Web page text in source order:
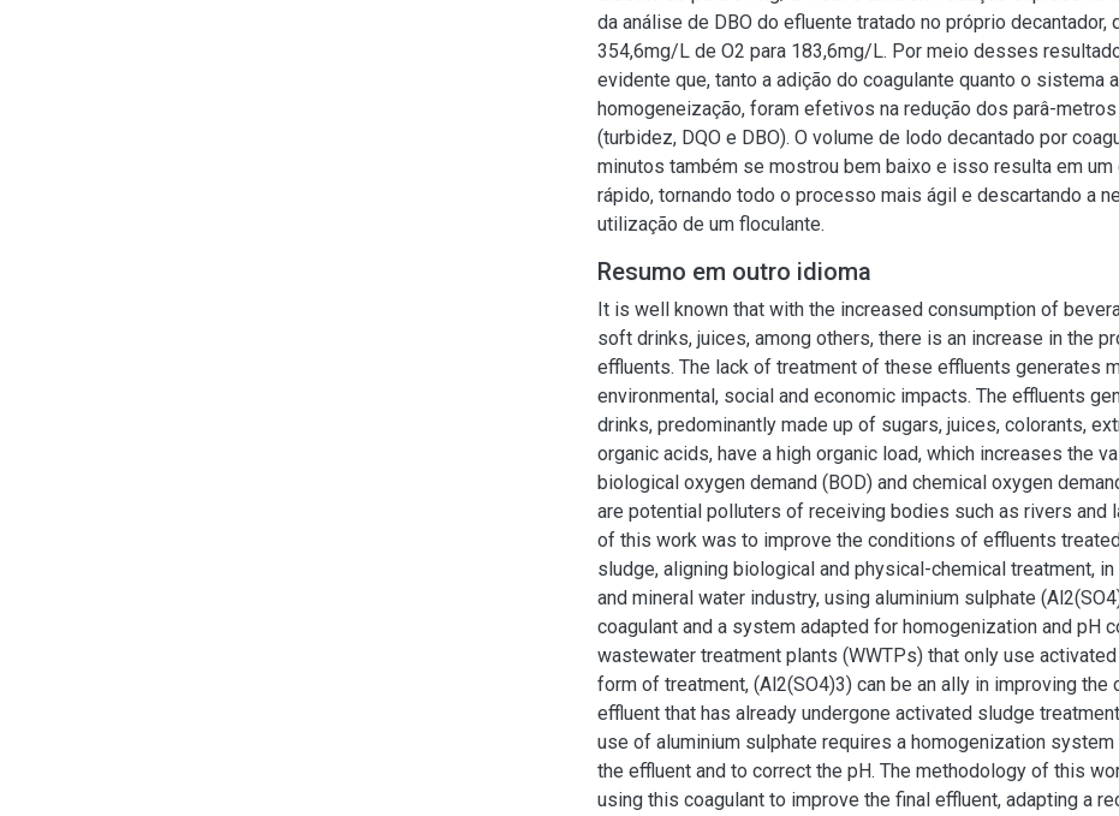
da análise de DBO do efluente tratado no próprio decantador,
354,6mg/L de O2 para 183,6mg/L. Por meio desses
evidente que, tanto a adição do coagulante quanto o sistema
homogeneização, foram efetivos na redução dos parâ-
(turbidez, DQO e DBO). O volume de lodo decantado por
minutos também se mostrou bem baixo e isso resulta em
rápido, tornando todo o processo mais ágil e descartando a
utilização de um floculante.
Resumo em outro idioma
It is well known that with the increased consumption of
soft drinks, juices, among others, there is an increase in the
effluents. The lack of treatment of these effluents generates
environmental, social and economic impacts. The effluents
drinks, predominantly made up of sugars, juices, colorants,
organic acids, have a high organic load, which increases the
biological oxygen demand (BOD) and chemical oxygen
are potential polluters of receiving bodies such as rivers and
of this work was to improve the conditions of effluents
sludge, aligning biological and physical-chemical treatment,
and mineral water industry, using aluminium sulphate
coagulant and a system adapted for homogenization and pH
wastewater treatment plants (WWTPs) that only use
form of treatment, (Al2(SO4)3) can be an ally in improving the
effluent that has already undergone activated sludge
use of aluminium sulphate requires a homogenization
the effluent and to correct the pH. The methodology of this
using this coagulant to improve the final effluent, adapting a